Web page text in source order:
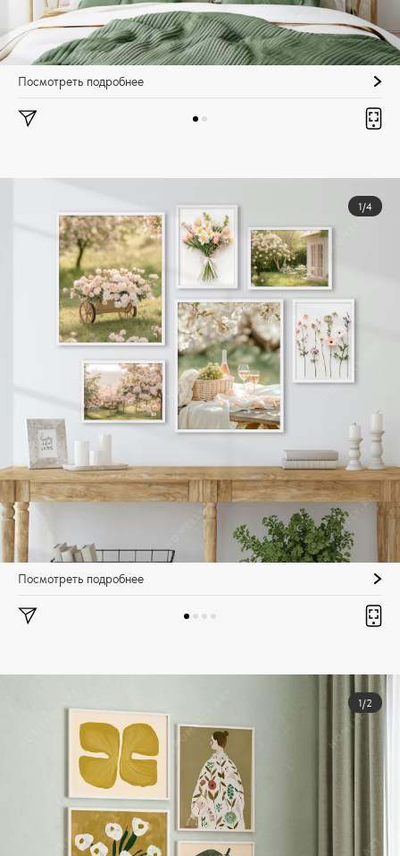
Посмотреть подробнее
1/4
Посмотреть подробнее
1/2